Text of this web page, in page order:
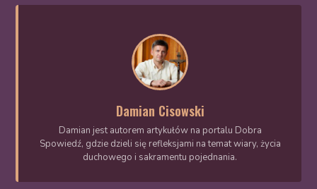
Damian Cisowski
Damian jest autorem artykułów na portalu Dobra
Spowiedź, gdzie dzieli się refleksjami na temat wiary, życia
duchowego i sakramentu pojednania.